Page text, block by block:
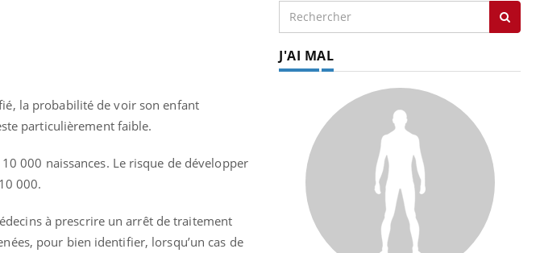
la probabilité de voir son enfant
particulièrement faible.
000 naissances. Le risque de développer
000.
à prescrire un arrêt de traitement
pour bien identifier, lorsqu’un cas de
J'AI MAL